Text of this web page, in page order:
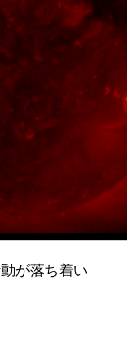
が落ち着い